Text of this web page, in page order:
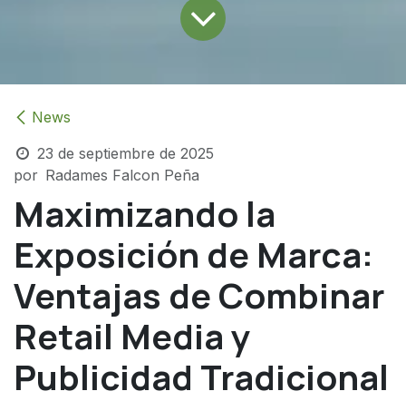
News
23 de septiembre de 2025
por Radames Falcon Peña
Maximizando la
Exposición de Marca:
Ventajas de Combinar
Retail Media y
Publicidad Tradicional